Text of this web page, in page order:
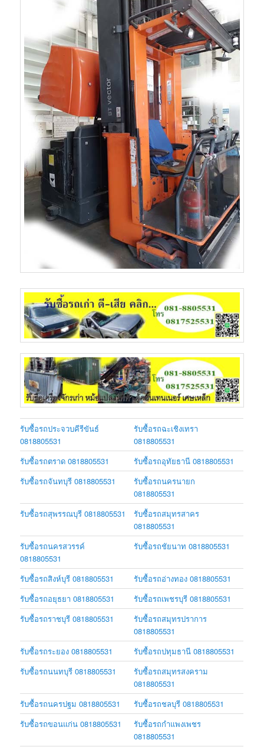
รับซื้อรถประจวบคีรีขันธ์
0818805531
รับซื้อรถฉะเชิงเทรา
0818805531
รับซื้อรถตราด 0818805531
รับซื้อรถอุทัยธานี 0818805531
รับซื้อรถจันทบุรี 0818805531
รับซื้อรถนครนายก
0818805531
รับซื้อรถสุพรรณบุรี 0818805531
รับซื้อรถสมุทรสาคร
0818805531
รับซื้อรถนครสวรรค์
0818805531
รับซื้อรถชัยนาท 0818805531
รับซื้อรถสิงห์บุรี 0818805531
รับซื้อรถอ่างทอง 0818805531
รับซื้อรถอยุธยา 0818805531
รับซื้อรถเพชรบุรี 0818805531
รับซื้อรถราชบุรี 0818805531
รับซื้อรถสมุทรปราการ
0818805531
รับซื้อรถระยอง 0818805531
รับซื้อรถปทุมธานี 0818805531
รับซื้อรถนนทบุรี 0818805531
รับซื้อรถสมุทรสงคราม
0818805531
รับซื้อรถนครปฐม 0818805531
รับซื้อรถชลบุรี 0818805531
รับซื้อรถขอนแก่น 0818805531
รับซื้อรถกำแพงเพชร
0818805531